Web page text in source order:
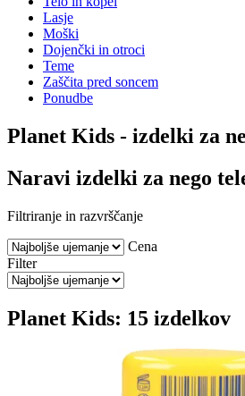
Lasje
Moški
Dojenčki in otroci
Teme
Zaščita pred soncem
Ponudbe
Planet Kids - izdelki za
Naravi izdelki za nego
Filtriranje in razvrščanje
Cena
Filter
Planet Kids: 15 izdelkov